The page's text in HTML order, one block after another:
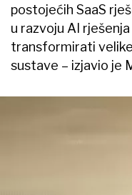
postojećih SaaS
u razvoju AI
transformirati
sustave – izjavio je